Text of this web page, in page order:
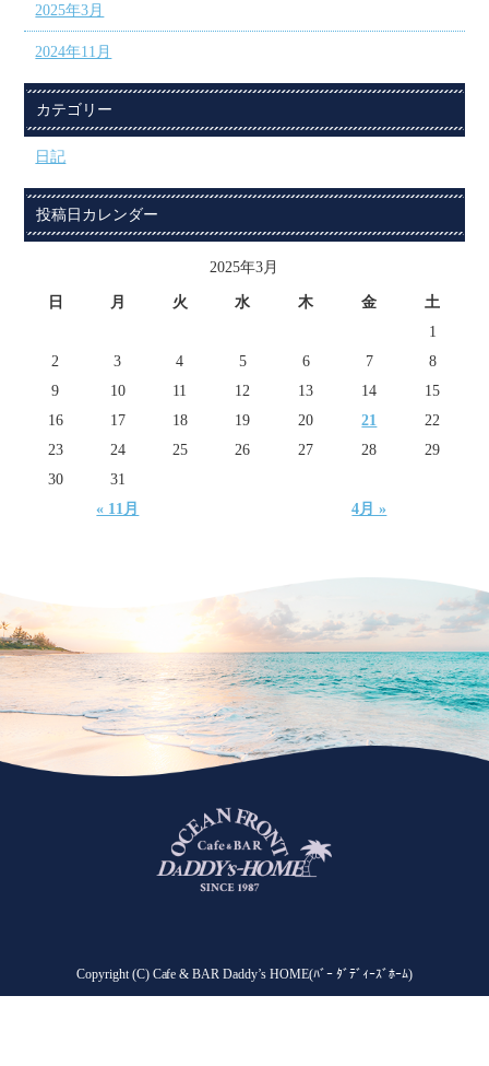
2025年3月
2024年11月
カテゴリー
日記
投稿日カレンダー
2025年3月
日 月 火 水 木 金 土
« 11月 4月 »
1
2
3 4 5 6 7
8
9
10 11 12 13 14
15
16
17 18 19 20 21
22
23
24 25 26 27 28
29
30
31
Copyright (C) Cafe & BAR Daddy’s HOME(ﾊﾞｰ ﾀﾞﾃﾞｨｰｽﾞﾎｰﾑ)